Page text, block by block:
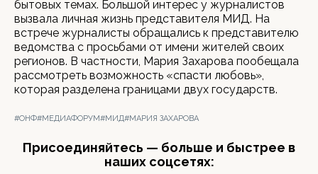
бытовых темах. Большой интерес у журналистов
вызвала личная жизнь представителя МИД. На
встрече журналисты обращались к представителю
ведомства с просьбами от имени жителей своих
регионов. В частности, Мария Захарова пообещала
рассмотреть возможность «спасти любовь»,
которая разделена границами двух государств.
#ОНФ#МЕДИАФОРУМ#МИД#МАРИЯ ЗАХАРОВА
Присоединяйтесь — больше и быстрее в
наших соцсетях: